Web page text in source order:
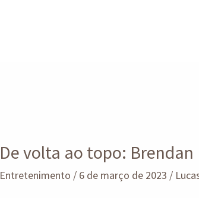
De volta ao topo:
Entretenimento / 6 de março de 2023 /
ao
topo: